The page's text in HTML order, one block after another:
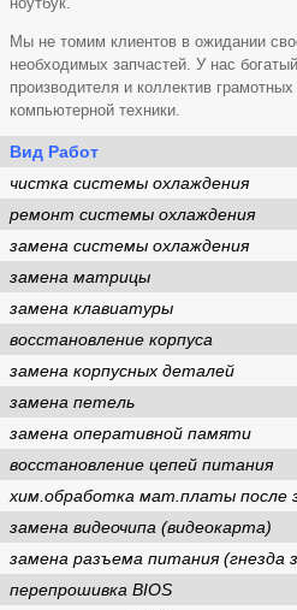
Мы не томим клиентов в ожидании
необходимых запчастей. У нас
производителя и коллектив
компьютерной техники.
Вид Работ
чистка системы охлаждения
ремонт системы охлаждения
замена системы охлаждения
замена матрицы
замена клавиатуры
восстановление корпуса
замена корпусных деталей
замена петель
замена оперативной памяти
восстановление цепей питания
хим.обработка мат.платы после
замена видеочипа (видеокарта)
замена разъема питания (гнезда
перепрошивка BIOS